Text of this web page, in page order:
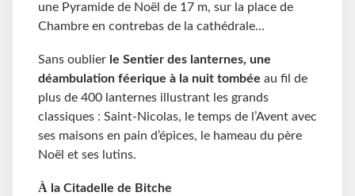
une Pyramide de Noël de 17 m, sur la place de
Chambre en contrebas de la cathédrale...
Sans oublier le Sentier des lanternes, une
déambulation féerique à la nuit tombée au fil de
plus de 400 lanternes illustrant es grands
classiques : Saint-Nicolas, le temps de l’Avent avec
ses maisons en pain d’épices, le hameau du père
Noël et ses lutins.
À la Citadelle de Bitche